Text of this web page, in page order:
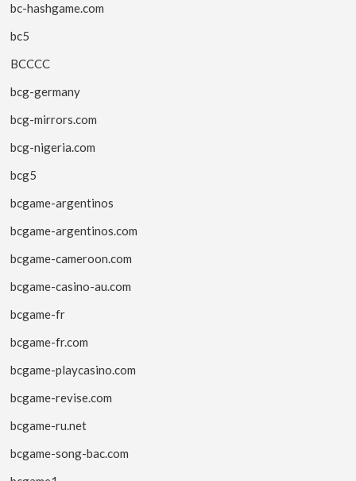
bc-hashgame.com
bc5
BCCCC
bcg-germany
bcg-mirrors.com
bcg-nigeria.com
bcg5
bcgame-argentinos
bcgame-argentinos.com
bcgame-cameroon.com
bcgame-casino-au.com
bcgame-fr
bcgame-fr.com
bcgame-playcasino.com
bcgame-revise.com
bcgame-ru.net
bcgame-song-bac.com